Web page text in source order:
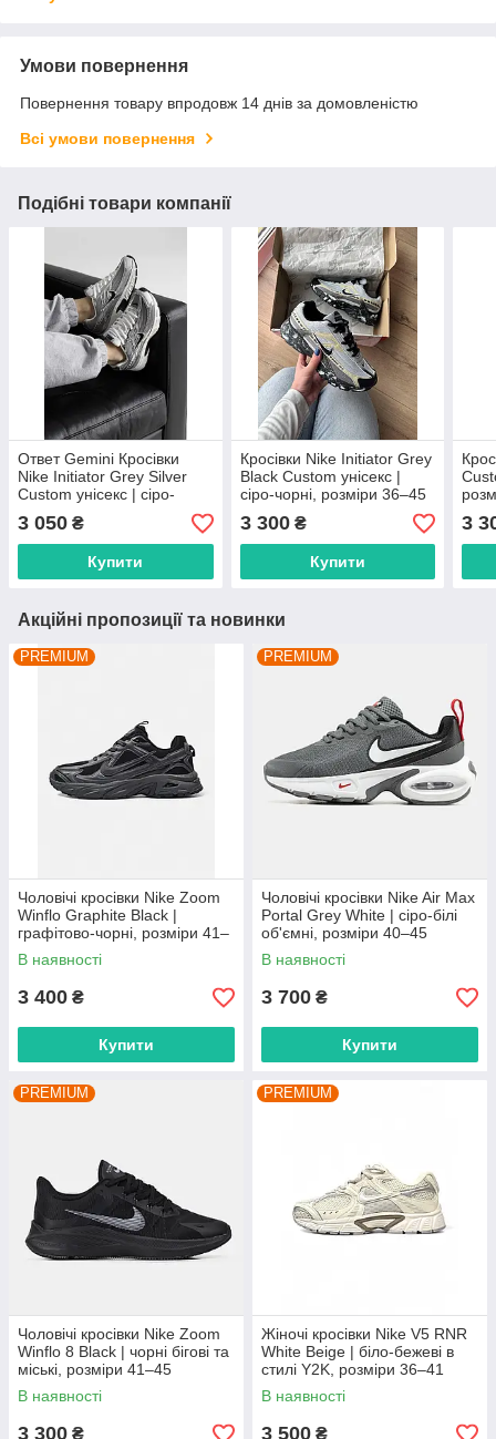
Умови повернення
Повернення товару впродовж 14 днів за домовленістю
Всі умови повернення
Подібні товари компанії
Ответ Gemini Кросівки
Nike Initiator Grey Silver
Custom унісекс | сіро-
сріблясті, розміри 36–45
3 050 ₴
Купити
Кросівки Nike Initiator Grey
Black Custom унісекс |
сіро-чорні, розміри 36–45
3 300₴
Купити
3
Акційні пропозиції та новинки
PREMIUM
Чоловічі кросівки Nike Zoom
Winflo Graphite Black |
графітово-чорні, розміри 41–
45
В наявності
3 400 ₴
Купити
PREMIUM
Чоловічі кросівки Nike Air Max
Portal Grey White | сіро-білі
об'ємні, розміри 40–45
В наявності
3 700 ₴
Купити
PREMIUM
Чоловічі кросівки Nike Zoom
Winflo 8 Black | чорні бігові та
міські, розміри 41–45
В наявності
3 300 ₴
PREMIUM
Жіночі кросівки Nike V5 RNR
White Beige | біло-бежеві в
стилі Y2K, розміри 36–41
В наявності
3 500 ₴